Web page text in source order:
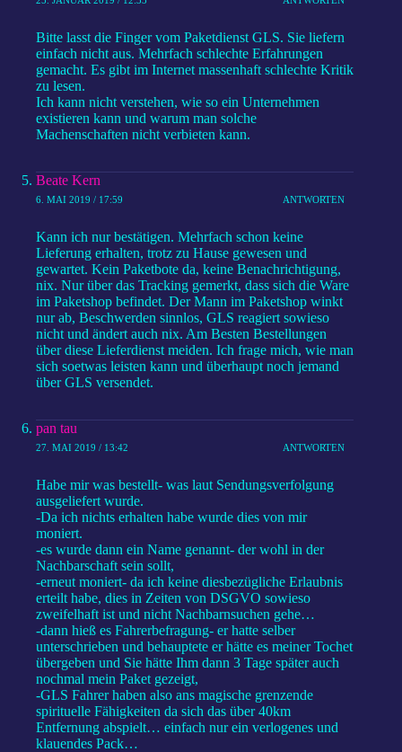
Bitte lasst die Finger vom Paketdienst GLS. Sie liefern
einfach nicht aus. Mehrfach schlechte Erfahrungen
gemacht. Es gibt im Internet massenhaft schlechte Kritik
zu lesen.
Ich kann nicht verstehen, wie so ein Unternehmen
existieren kann und warum man solche
Machenschaften nicht verbieten kann.
Beate Kern
6. MAI 2019 / 17:59 ANTWORTEN
Kann ich nur bestätigen. Mehrfach schon keine
Lieferung erhalten, trotz zu Hause gewesen und
gewartet. Kein Paketbote da, keine Benachrichtigung,
nix. Nur über das Tracking gemerkt, dass sich die Ware
im Paketshop befindet. Der Mann im Paketshop winkt
nur ab, Beschwerden sinnlos, GLS reagiert sowieso
nicht und ändert auch nix. Am Besten Bestellungen
über diese Lieferdienst meiden. Ich frage mich, wie man
sich soetwas leisten kann und überhaupt noch jemand
über GLS versendet.
pan tau
27. MAI 2019 / 13:42 ANTWORTEN
Habe mir was bestellt- was laut Sendungsverfolgung
ausgeliefert wurde.
-Da ich nichts erhalten habe wurde dies von mir
moniert.
-es wurde dann ein Name genannt- der wohl in der
Nachbarschaft sein sollt,
-erneut moniert- da ich keine diesbezügliche Erlaubnis
erteilt habe, dies in Zeiten von DSGVO sowieso
zweifelhaft ist und nicht Nachbarnsuchen gehe…
-dann hieß es Fahrerbefragung- er hatte selber
unterschrieben und behauptete er hätte es meiner Tochet
übergeben und Sie hätte Ihm dann 3 Tage später auch
nochmal mein Paket gezeigt,
-GLS Fahrer haben also ans magische grenzende
spirituelle Fähigkeiten da sich das über 40km
Entfernung abspielt… einfach nur ein verlogenes und
klauendes Pack…